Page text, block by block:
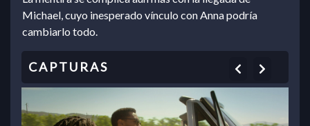
Michael, cuyo inesperado vínculo con Anna podría
cambiarlo todo.
Previous